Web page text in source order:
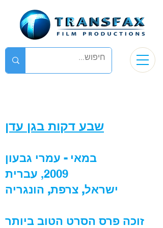
שבע דקות בגן עדן
במאי - עמרי גבעון
2009, עברית
ישראל, צרפת, הונגריה
זוכה פרס הסרט הטוב ביותר